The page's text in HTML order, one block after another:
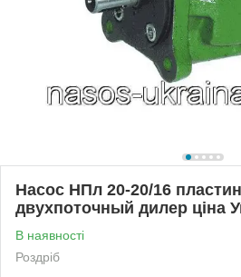
Насос НПл 20-20/16
двухпоточный дилер ціна
В наявності
Роздріб